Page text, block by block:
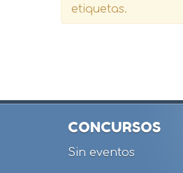
etiquetas.
CONCURSOS
Sin eventos